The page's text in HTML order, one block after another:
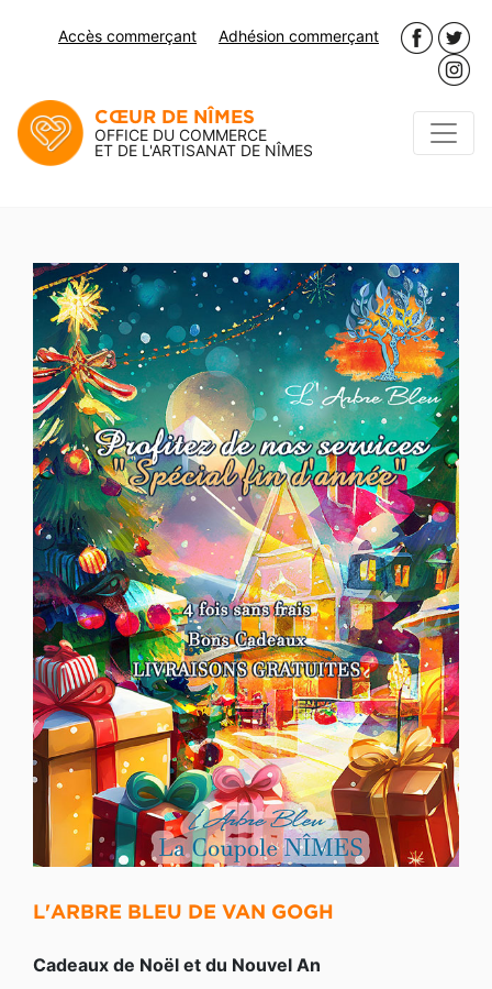
Accès commerçant Adhésion commerçant
CŒUR DE NÎMES
OFFICE DU COMMERCE
ET DE L'ARTISANAT DE NÎMES
L'ARBRE BLEU DE VAN GOGH
Cadeaux de Noël et du Nouvel An